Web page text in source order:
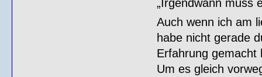
„Irgendwann muss
Auch wenn ich am
habe nicht gerade
Erfahrung gemacht
Um es gleich